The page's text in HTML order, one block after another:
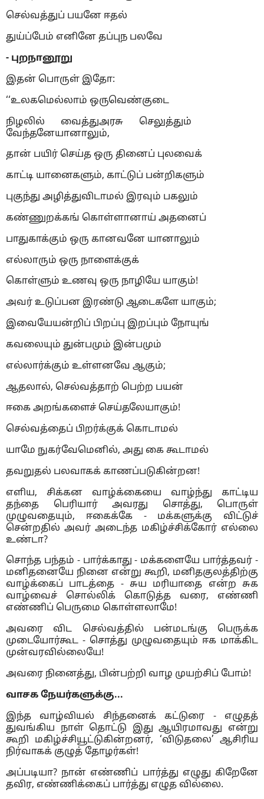
செல்வத்துப் பயனே ஈதல்
துய்ப்பேம் எனினே தப்புந பலவே
- புறநானூறு
இதன் பொருள் இதோ:
‘‘உலகமெல்லாம் ஒருவெண்குடை
நிழலில் வைத்துஅரசு செலுத்தும்
வேந்தனேயானாலும்,
தான் பயிர் செய்த ஒரு தினைப் புலவைக்
காட்டி யானைகளும், காட்டுப் பன்றிகளும்
புகுந்து அழித்துவிடாமல் இரவும் பகலும்
கண்ணுறக்கங் கொள்ளானாய் அதனைப்
பாதுகாக்கும் ஒரு கானவனே யானாலும்
எல்லாரும் ஒரு நாளைக்குக்
கொள்ளும் உணவு ஒரு நாழியே யாகும்!
அவர் உடுப்பன இரண்டு ஆடைகளே யாகும்;
இவையேயன்றிப் பிறப்பு இறப்பும் நோயுங்
கவலையும் துன்பமும் இன்பமும்
எல்லார்க்கும் உள்ளனவே ஆகும்;
ஆதலால், செல்வத்தாற் பெற்ற பயன்
ஈகை அறங்களைச் செய்தலேயாகும்!
செல்வத்தைப் பிறர்க்குக் கொடாமல்
யாமே நுகர்வேமெனில், அது கை கூடாமல்
தவறுதல் பலவாகக் காணப்படுகின்றன!
எளிய, சிக்கன வாழ்க்கையை வாழ்ந்து காட்டிய
தந்தை பெரியார் அவரது சொத்து, பொருள்
முழுவதையும், ஈகைக்கே - மக்களுக்கு விட்டுச்
சென்றதில் அவர் அடைந்த மகிழ்ச்சிக்கோர் எல்லை
உண்டா?
சொந்த பந்தம் - பார்க்காது - மக்களையே பார்த்தவர் -
மனிதனையே நினை என்று கூறி, மனிதகுலத்திற்கு
வாழ்க்கைப் பாடத்தை - சுய மரியாதை என்ற சுக
வாழ்வைச் சொல்லிக் கொடுத்த வரை, எண்ணி
எண்ணிப் பெருமை கொள்ளலாமே!
அவரை விட செல்வத்தில் பன்மடங்கு பெருக்க
முடையோர்கூட - சொத்து முழுவதையும் ஈக மாக்கிட
முன்வரவில்லையே!
அவரை நினைத்து, பின்பற்றி வாழ முயற்சிப் போம்!
வாசக நேயர்களுக்கு...
இந்த வாழ்வியல் சிந்தனைக் கட்டுரை - எழுதத்
துவங்கிய நாள் தொட்டு இது ஆயிரமாவது என்று
கூறி மகிழ்ச்சியூட்டுகின்றனர், ‘விடுதலை’ ஆசிரிய
நிர்வாகக் குழுத் தோழர்கள்!
அப்படியா? நான் எண்ணிப் பார்த்து எழுது கிறேனே
தவிர, எண்ணிக்கைப் பார்த்து எழுத வில்லை.